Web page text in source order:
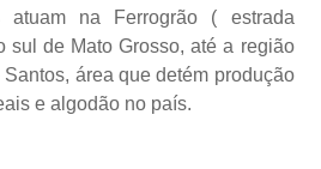
atuam na Ferrogrão ( estrada
sul de Mato Grosso, até a região
área que detém produção
e algodão no país.